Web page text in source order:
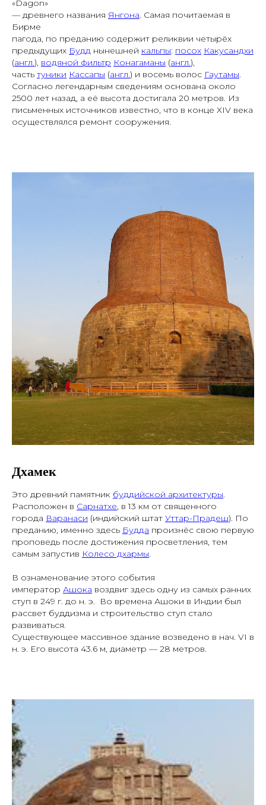
«Dagon»
— древнего названия Янгона. Самая почитаемая в
Бирме
пагода, по преданию содержит реликвии четырёх
предыдущих Будд нынешней кальпы: посох Какусандхи
(англ.), водяной фильтр Конагаманы (англ.),
часть туники Кассапы (англ.) и восемь волос Гаутамы.
Согласно легендарным сведениям основана около
2500 лет назад, а её высота достигала 20 метров. Из
письменных источников известно, что в конце XIV века
осуществлялся ремонт сооружения.
Дхамек
Это древний памятник буддийской архитектуры.
Расположен в Сарнатхе, в 13 км от священного
города Варанаси (индийский штат Уттар-Прадеш). По
преданию, именно здесь Будда произнёс свою первую
проповедь после достижения просветления, тем
самым запустив Колесо дхармы.
В ознаменование этого события
император Ашока воздвиг здесь одну из самых ранних
ступ в 249 г. до н. э. Во времена Ашоки в Индии был
рассвет буддизма и строительство ступ стало
развиваться.
Существующее массивное здание возведено в нач. VI в
н. э. Его высота 43.6 м, диаметр — 28 метров.